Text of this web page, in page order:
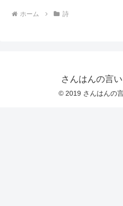
ホーム 詩
さんはんの言
© 2019 さんはんの